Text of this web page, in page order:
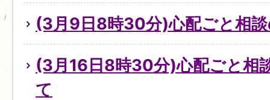
(3月9日8時30分)心配ごと相
(3月16日8時30分)心配ごと相
て